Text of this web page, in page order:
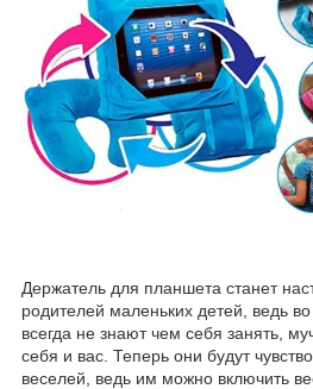
Держатель для планшета станет
родителей маленьких детей, ведь
всегда не знают чем себя занять,
себя и вас. Теперь они будут
веселей, ведь им можно включить